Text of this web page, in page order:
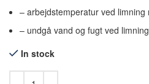
– arbejdstemperatur ved limning
– undgå vand og fugt ved
In stock